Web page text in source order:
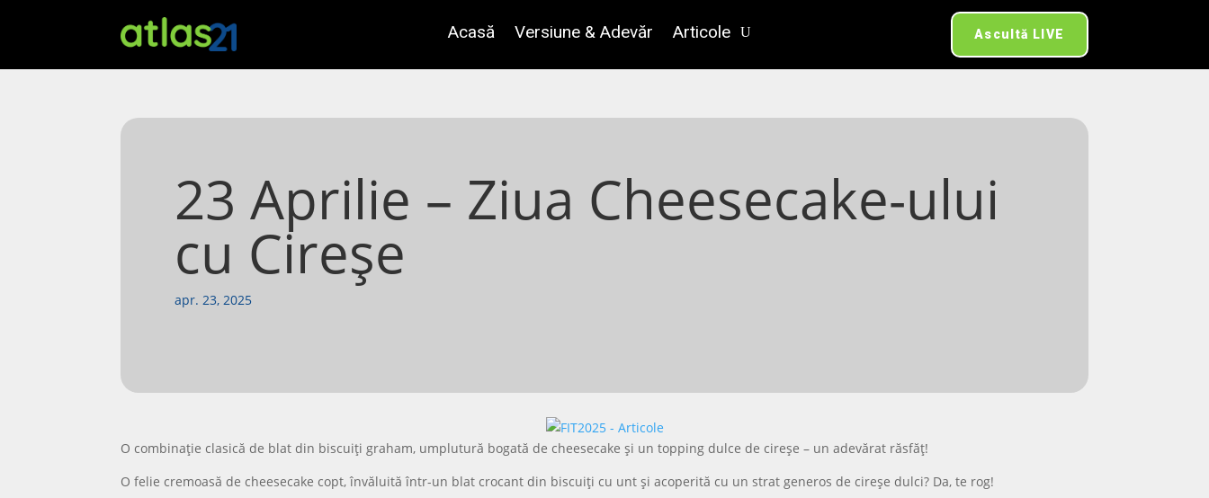
Acasă Versiune & Adevăr Articole Ascultă LIVE
23 Aprilie – Ziua Cheesecake-ului
cu Cireșe
apr. 23, 2025
O combinație clasică de blat din biscuiți graham, umplutură bogată de cheesecake și un topping dulce de cireșe – un adevărat răsfăț!
O felie cremoasă de cheesecake copt, învăluită într-un blat crocant din biscuiți cu unt și acoperită cu un strat generos de cireșe dulci? Da, te rog!